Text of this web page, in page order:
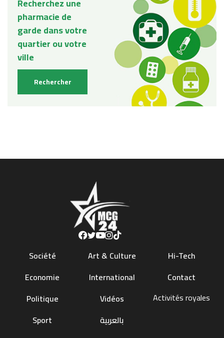
Société
Economie
Politique
Sport
Art & Culture
International
Vidéos
بالعربية
Hi-Tech
Contact
Activités royales